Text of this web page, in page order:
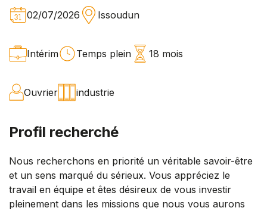
02/07/2026 Issoudun
Intérim Temps plein 18 mois
Ouvrier industrie
Profil recherché
Nous recherchons en priorité un véritable savoir-être
et un sens marqué du sérieux. Vous appréciez le
travail en équipe et êtes désireux de vous investir
pleinement dans les missions que nous vous aurons